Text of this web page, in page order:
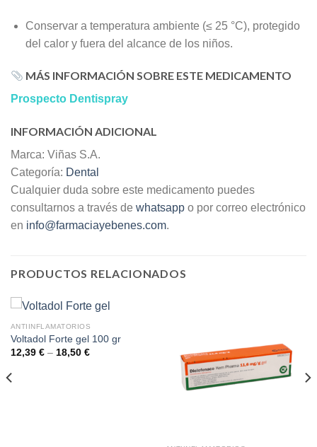
Conservar a temperatura ambiente (≤ 25 °C), protegido
del calor y fuera del alcance de los niños.
MÁS INFORMACIÓN SOBRE ESTE MEDICAMENTO
Prospecto Dentispray
INFORMACIÓN ADICIONAL
Marca: Viñas S.A.
Categoría: Dental
Cualquier duda sobre este medicamento puedes
consultarnos a través de whatsapp o por correo electrónico
en info@farmaciayebenes.com.
PRODUCTOS RELACIONADOS
ANTIINFLAMATORIOS
Voltadol Forte gel 100 gr
12,39 €– 18,50 €